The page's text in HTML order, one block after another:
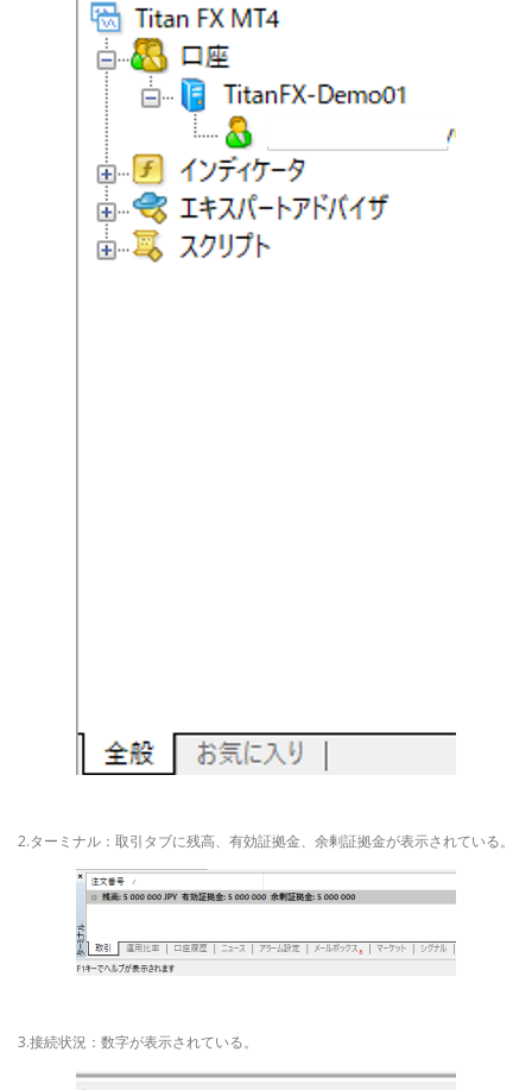
2.ターミナル：取引タブに残高、有効証拠金、余剰証拠金が表示されている。
3.接続状況：数字が表示されている。